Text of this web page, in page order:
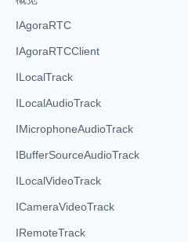
C++ (全平台)
HarmonyOS
C# (Windows)
Unity
IAgoraRTC
IAgoraRTCClient
ILocalTrack
ILocalAudioTrack
IMicrophoneAudioTrack
IBufferSourceAudioTrack
ILocalVideoTrack
ICameraVideoTrack
IRemoteTrack